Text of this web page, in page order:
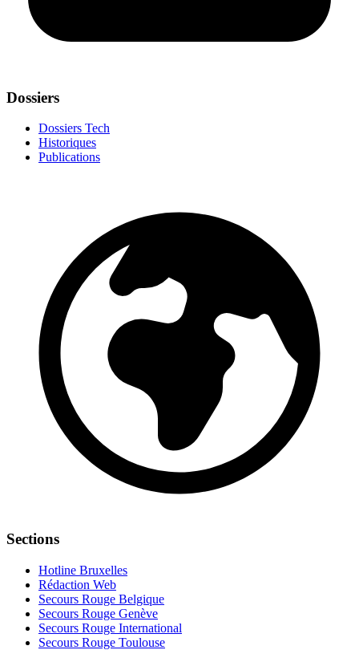
Dossiers
Dossiers Tech
Historiques
Publications
Sections
Hotline Bruxelles
Rédaction Web
Secours Rouge Belgique
Secours Rouge Genève
Secours Rouge International
Secours Rouge Toulouse